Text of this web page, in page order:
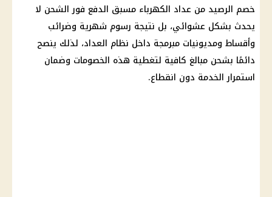
خصم الرصيد من عداد الكهرباء مسبق الدفع فور الشحن لا
يحدث بشكل عشوائي، بل نتيجة رسوم شهرية وضرائب
وأقساط ومديونيات مبرمجة داخل نظام العداد، لذلك ينصح
دائمًا بشحن مبالغ كافية لتغطية هذه الخصومات وضمان
استمرار الخدمة دون انقطاع.